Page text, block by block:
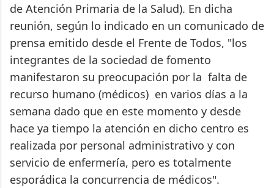
de Atención Primaria de la Salud). En dicha
reunión, según lo indicado en un comunicado de
prensa emitido desde el Frente de Todos, "los
integrantes de la sociedad de fomento
manifestaron su preocupación por la falta de
recurso humano (médicos) en varios días a la
semana dado que en este momento y desde
hace ya tiempo la atención en dicho centro es
realizada por personal administrativo y con
servicio de enfermería, pero es totalmente
esporádica la concurrencia de médicos".